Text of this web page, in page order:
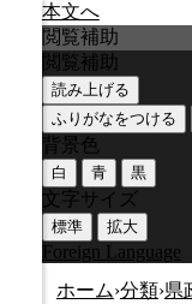
本文へ
閲覧補助
閲覧補助
読み上げる
ふりがなをつける
背景色
白 青 黒
文字サイズ
標準 拡大
Foreign Language
ホーム›分類›県